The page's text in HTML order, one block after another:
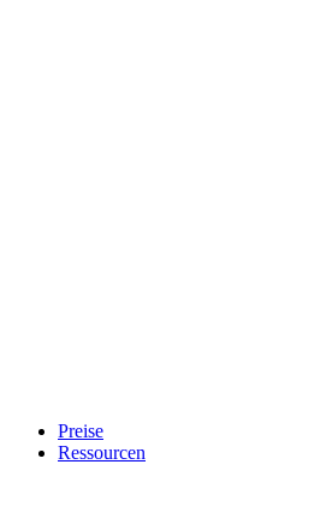
Preise
Ressourcen